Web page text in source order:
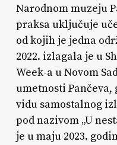
Narodnom muzeju
praksa uključuje
od kojih je jedna
2022. izlagala je u
Week-a u Novom
umetnosti
vidu samostalnog
pod nazivom „U
je u maju 2023.